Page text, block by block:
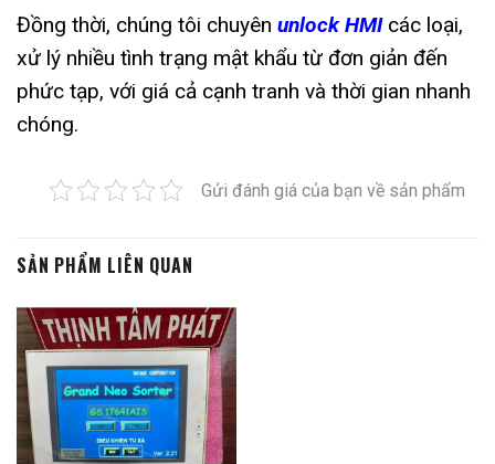
Đồng thời, chúng tôi chuyên unlock HMIcác loại,
xử lý nhiều tình trạng mật khẩu từ đơn giản đến
phức tạp, với giá cả cạnh tranh và thời gian nhanh
chóng.
SẢN PHẨM LIÊN QUAN